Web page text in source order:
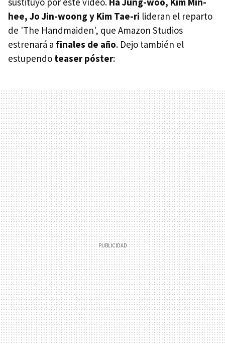
hee, Jo Jin-woong y Kim Tae-ri lideran el reparto
de 'The Handmaiden', que Amazon Studios
estrenará a finales de año. Dejo también el
estupendo teaser póster: